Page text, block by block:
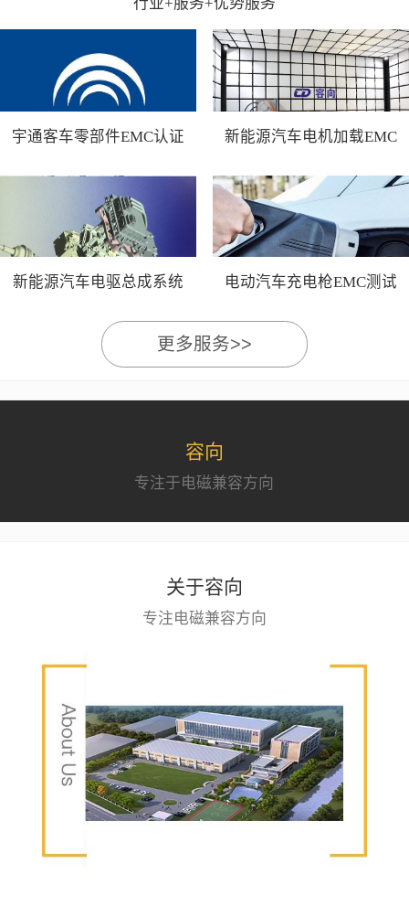
宇通客车零部件EMC认证
新能源汽车电机加载EMC
新能源汽车电驱总成系统
电动汽车充电枪EMC测试
更多服务>>
容向
专注于电磁兼容方向
关于容向
专注电磁兼容方向